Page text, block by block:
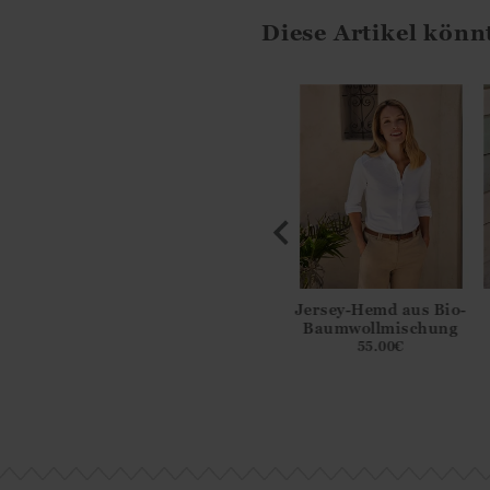
Diese Artikel
Jersey-Hemd aus Bio-
Baumwollmischung
55.00€